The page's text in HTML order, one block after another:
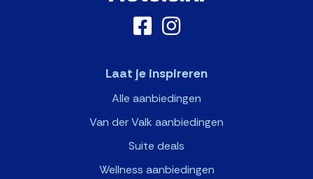
Laat je inspireren
Alle aanbiedingen
Van der Valk aanbiedingen
Suite deals
Wellness aanbiedingen